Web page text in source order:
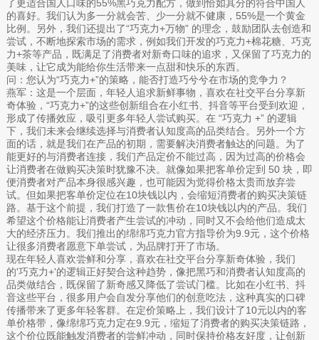
了更适合国人口味的55%黑巧克力配方，做到恰如其分的符合中国人
的喜好。我们认为多一分就会苦、少一分就不健康，55%是一个黄金
比例。另外，我们还提出了“巧克力+万物” 的理念，鼓励团队去创造和
尝试，不断地探索市场的需求，例如我们开发的巧克力+棉花糖、巧克
力+茶等产品，既满足了消费者对新奇口味的追求，又保留了巧克力的
美味，让它成为能给你生活带来一点甜和快乐的东西。
问：您认为“巧克力+”的策略，能否打造巧兮兮在市场的竞争力？
燕军：这是一个层面，年轻人追求新鲜事物，喜欢在社交平台分享新
奇体验，“巧克力+”的这些创新组合在小红书、抖音等平台受到欢迎，
形成了传播效应，吸引更多年轻人尝试购买。在 “巧克力 +” 的逻辑
下，我们未来会继续选择与消费者认知度高的品类结合。另外一个方
面的话，就是我们在产品的初期，需要解决消费者触达的问题。为了
能更好的与消费者连接，我们产品定价不能过高，因为过高的价格会
让消费者在做购买决策时犹豫不决。就像如果把客单价定到 50 块，即
便消费者对产品本身很感兴趣，也可能因为觉得价格太贵而放弃尝
试。但如果把客单价定位在10块钱以内，会缩短消费者的购买决策链
路。基于这个前提，我们打造了一款售价在10块钱以内的产品。我们
希望这个价格能让消费者产生尝试的冲动，同时又不会给他们造成太
大的经济压力。我们推出的绵绵巧克力官方指导价为9.9元，这个价格
让很多消费者愿意下单尝试，为品牌打开了市场。
现在年轻人喜欢尝鲜和分享，喜欢在社交平台分享新奇体验，我们
的'巧克力+'的逻辑正好契合这种趋势，像把黑巧和消费者认知度高的
品类做结合，既保留了新奇感又降低了尝试门槛。比如在小红书、抖
音这些平台，很多用户会自发分享他们的创意吃法，这种真实的口碑
传播带来了更多年轻客群。在定价策略上，我们设计了10元以内的客
单价格带，像绵绵巧克力定在9.9元，缩短了消费者的购买决策链路，
这个价位既能触发消费者的尝鲜冲动，同时保持价格友好度，让创新